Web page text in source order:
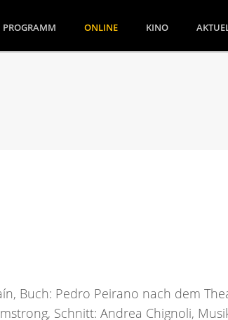
PROGRAMM (CURRENT)ONLINE KINO
Buch: Pedro Peirano nach dem
Schnitt: Andrea Chignoli,